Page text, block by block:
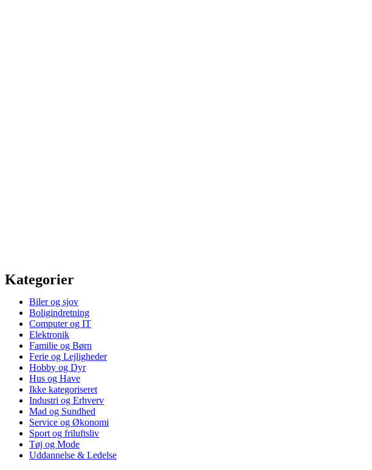
Kategorier
Biler og sjov
Boligindretning
Computer og IT
Elektronik
Familie og Børn
Ferie og Lejligheder
Hobby og Dyr
Hus og Have
Ikke kategoriseret
Industri og Erhverv
Mad og Sundhed
Service og Økonomi
Sport og friluftsliv
Tøj og Mode
Uddannelse & Ledelse